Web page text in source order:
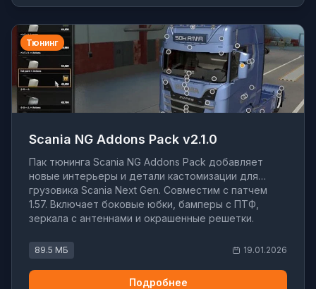
Тюнинг
Scania NG Addons Pack v2.1.0
Пак тюнинга Scania NG Addons Pack добавляет
новые интерьеры и детали кастомизации для
грузовика Scania Next Gen. Совместим с патчем
1.57. Включает боковые юбки, бамперы с ПТФ,
зеркала с антеннами и окрашенные решетки.
89.5 МБ 19.01.2026
Подробнее